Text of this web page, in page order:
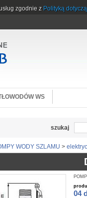
WS
szukaj
WODY SZLAMU >
04
zgodnie z Polityką